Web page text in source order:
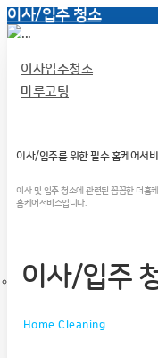
이사/입주 청소
이사입주청소
마루코팅
이사/입주를 위한 필수 홈케어서
이사 및 입주 청소에 관련된 꼼꼼한 더홈
홈케어서비스입니다.
이사/입주
Home Cleaning